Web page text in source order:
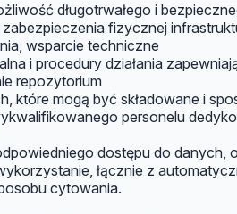
długotrwałego i
zabezpieczenia fizycznej
wsparcie techniczne
i procedury działania
repozytorium
które mogą być składowane i
personelu
dostępu do danych,
łącznie z
cytowania.